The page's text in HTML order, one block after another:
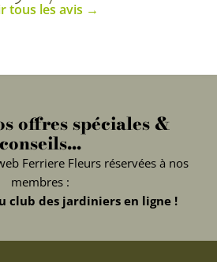
tous les avis →
offres spéciales &
conseils...
Ferriere Fleurs réservées à nos
membres :
club des jardiniers en ligne !